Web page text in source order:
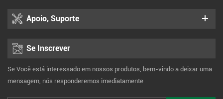
Apoio, Suporte
Se Inscrever
Se Você está interessado em nossos produtos, bem-vindo a deixar uma
mensagem, nós responderemos imediatamente